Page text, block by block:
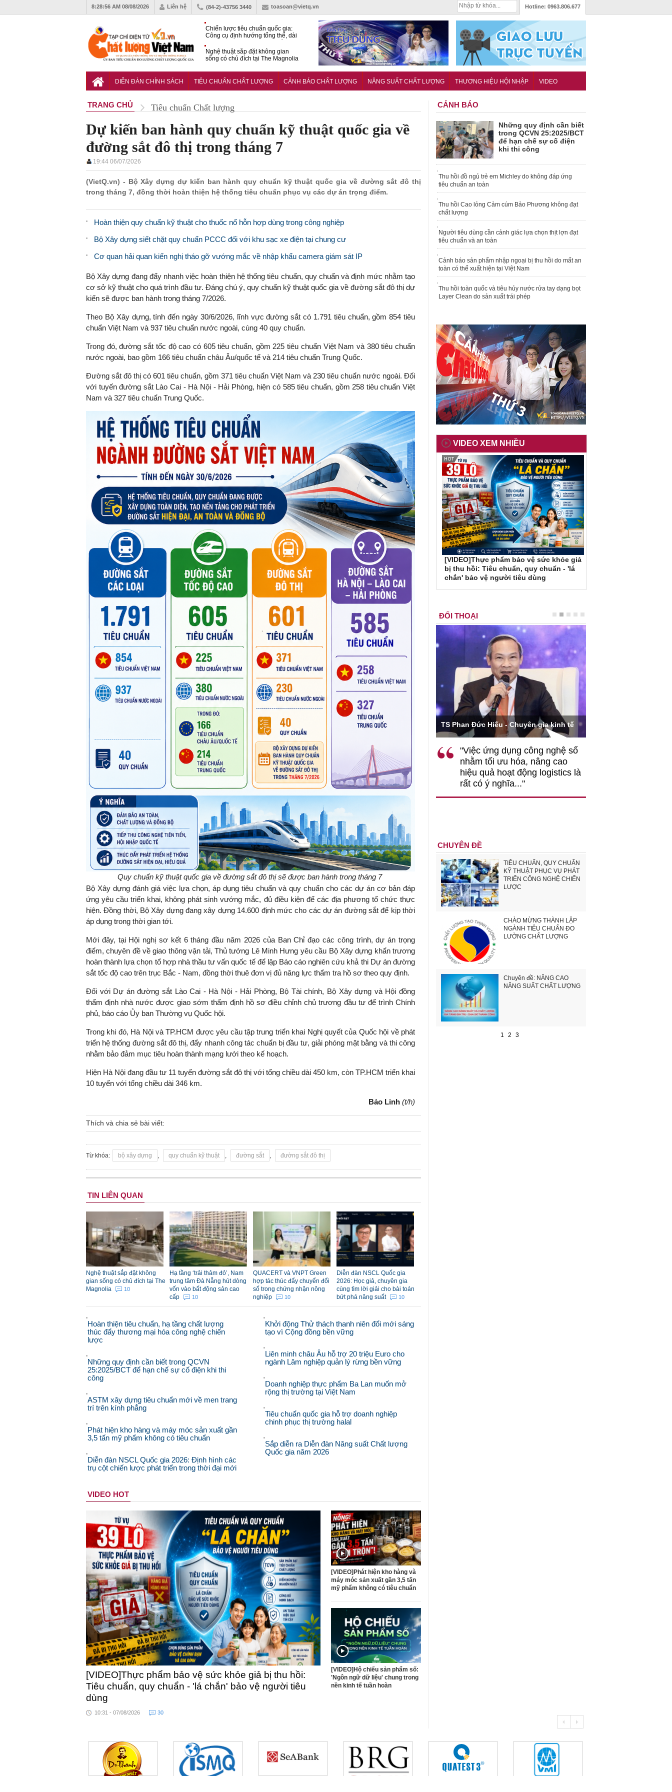
8:28:57 AM 08/08/2026 Liên hệ (84-2)-43756 3440 toasoan@vietq.vn Hotline: 0963.806.677
Chiến lược tiêu chuẩn quốc gia:
Công cụ định hướng tổng thể, dài
Nghệ thuật sắp đặt không gian
sống có chủ đích tại The Magnolia
gia đối với xe cũ nhập khẩu?
DIỄN ĐÀN CHÍNH SÁCH TIÊU CHUẨN CHẤT LƯỢNG CẢNH BÁO CHẤT LƯỢNG NĂNG SUẤT CHẤT LƯỢNG THƯƠNG HIỆU HỘI NHẬP VIDEO
TRANG CHỦ Tiêu chuẩn Chất lượng
Dự kiến ban hành quy chuẩn kỹ thuật quốc gia về
đường sắt đô thị trong tháng 7
19:44 06/07/2026
(VietQ.vn) - Bộ Xây dựng dự kiến ban hành quy chuẩn kỹ thuật quốc gia về đường sắt đô thị
trong tháng 7, đồng thời hoàn thiện hệ thống tiêu chuẩn phục vụ các dự án trọng điểm.
Hoàn thiện quy chuẩn kỹ thuật cho thuốc nổ hỗn hợp dùng trong công nghiệp
Bộ Xây dựng siết chặt quy chuẩn PCCC đối với khu sạc xe điện tại chung cư
Cơ quan hải quan kiến nghị tháo gỡ vướng mắc về nhập khẩu camera giám sát IP
Bộ Xây dựng đang đẩy nhanh việc hoàn thiện hệ thống tiêu chuẩn, quy chuẩn và định mức nhằm tạo
cơ sở kỹ thuật cho quá trình đầu tư. Đáng chú ý, quy chuẩn kỹ thuật quốc gia về đường sắt đô thị dự
kiến sẽ được ban hành trong tháng 7/2026.
Theo Bộ Xây dựng, tính đến ngày 30/6/2026, lĩnh vực đường sắt có 1.791 tiêu chuẩn, gồm 854 tiêu
chuẩn Việt Nam và 937 tiêu chuẩn nước ngoài, cùng 40 quy chuẩn.
Trong đó, đường sắt tốc độ cao có 605 tiêu chuẩn, gồm 225 tiêu chuẩn Việt Nam và 380 tiêu chuẩn
nước ngoài, bao gồm 166 tiêu chuẩn châu Âu/quốc tế và 214 tiêu chuẩn Trung Quốc.
Đường sắt đô thị có 601 tiêu chuẩn, gồm 371 tiêu chuẩn Việt Nam và 230 tiêu chuẩn nước ngoài. Đối
với tuyến đường sắt Lào Cai - Hà Nội - Hải Phòng, hiện có 585 tiêu chuẩn, gồm 258 tiêu chuẩn Việt
Nam và 327 tiêu chuẩn Trung Quốc.
Quy chuẩn kỹ thuật quốc gia về đường sắt đô thị sẽ được ban hành trong tháng 7
Bộ Xây dựng đánh giá việc lựa chọn, áp dụng tiêu chuẩn và quy chuẩn cho các dự án cơ bản đáp
ứng yêu cầu triển khai, không phát sinh vướng mắc, đủ điều kiện để các địa phương tổ chức thực
hiện. Đồng thời, Bộ Xây dựng đang xây dựng 14.600 định mức cho các dự án đường sắt để kịp thời
áp dụng trong thời gian tới.
Mới đây, tại Hội nghị sơ kết 6 tháng đầu năm 2026 của Ban Chỉ đạo các công trình, dự án trọng
điểm, chuyên đề về giao thông vận tải, Thủ tướng Lê Minh Hưng yêu cầu Bộ Xây dựng khẩn trương
hoàn thành lựa chọn tổ hợp nhà thầu tư vấn quốc tế để lập Báo cáo nghiên cứu khả thi Dự án đường
sắt tốc độ cao trên trục Bắc - Nam, đồng thời thuê đơn vị đủ năng lực thẩm tra hồ sơ theo quy định.
Đối với Dự án đường sắt Lào Cai - Hà Nội - Hải Phòng, Bộ Tài chính, Bộ Xây dựng và Hội đồng
thẩm định nhà nước được giao sớm thẩm định hồ sơ điều chỉnh chủ trương đầu tư để trình Chính
phủ, báo cáo Ủy ban Thường vụ Quốc hội.
Trong khi đó, Hà Nội và TP.HCM được yêu cầu tập trung triển khai Nghị quyết của Quốc hội về phát
triển hệ thống đường sắt đô thị, đẩy nhanh công tác chuẩn bị đầu tư, giải phóng mặt bằng và thi công
nhằm bảo đảm mục tiêu hoàn thành mạng lưới theo kế hoạch.
Hiện Hà Nội đang đầu tư 11 tuyến đường sắt đô thị với tổng chiều dài 450 km, còn TP.HCM triển khai
10 tuyến với tổng chiều dài 346 km.
Bảo Linh (t/h)
Thích và chia sẻ bài viết:
Từ khóa: bộ xây dựng , quy chuẩn kỹ thuật , đường sắt , đường sắt đô thị
TIN LIÊN QUAN
Nghệ thuật sắp đặt không
gian sống có chủ đích tại The
Magnolia
10
Hạ tầng ‘trải thảm đỏ’, Nam
trung tâm Đà Nẵng hút dòng
vốn vào bất động sản cao
cấp
10
QUACERT và VNPT Green
hợp tác thúc đẩy chuyển đổi
số trong chứng nhận nông
nghiệp
10
Diễn đàn NSCL Quốc gia
2026: Học giả, chuyên gia
cùng tìm lời giải cho bài toán
bứt phá năng suất
10
Hoàn thiện tiêu chuẩn, hạ tầng chất lượng
thúc đẩy thương mại hóa công nghệ chiến
lược
Những quy định cần biết trong QCVN
25:2025/BCT để hạn chế sự cố điện khi thi
công
ASTM xây dựng tiêu chuẩn mới về men trang
trí trên kính phẳng
Phát hiện kho hàng và máy móc sản xuất gần
3,5 tấn mỹ phẩm không có tiêu chuẩn
Diễn đàn NSCL Quốc gia 2026: Định hình các
trụ cột chiến lược phát triển trong thời đại mới
Khởi động Thử thách thanh niên đổi mới sáng
tạo vì Cộng đồng bền vững
Liên minh châu Âu hỗ trợ 20 triệu Euro cho
ngành Lâm nghiệp quản lý rừng bền vững
Doanh nghiệp thực phẩm Ba Lan muốn mở
rộng thị trường tại Việt Nam
Tiêu chuẩn quốc gia hỗ trợ doanh nghiệp
chinh phục thị trường halal
Sắp diễn ra Diễn đàn Năng suất Chất lượng
Quốc gia năm 2026
VIDEO HOT
[VIDEO]Thực phẩm bảo vệ sức khỏe giả bị thu hồi:
Tiêu chuẩn, quy chuẩn - 'lá chắn' bảo vệ người tiêu
dùng
10:31 - 07/08/2026 30
[VIDEO]Phát hiện kho hàng và
máy móc sản xuất gần 3,5 tấn
mỹ phẩm không có tiêu chuẩn
[VIDEO]Hộ chiếu sản phẩm số:
'Ngôn ngữ dữ liệu' chung trong
nền kinh tế tuần hoàn
CẢNH BÁO
Những quy định cần biết
trong QCVN 25:2025/BCT
để hạn chế sự cố điện
khi thi công
Thu hồi đồ ngủ trẻ em Michley do không đáp ứng
tiêu chuẩn an toàn
Thu hồi Cao lỏng Cảm cúm Bảo Phương không đạt
chất lượng
Người tiêu dùng cần cảnh giác lựa chọn thịt lợn đạt
tiêu chuẩn và an toàn
Cảnh báo sản phẩm nhập ngoại bị thu hồi do mất an
toàn có thể xuất hiện tại Việt Nam
Thu hồi toàn quốc và tiêu hủy nước rửa tay dạng bọt
Layer Clean do sản xuất trái phép
VIDEO XEM NHIỀU
[VIDEO]Thực phẩm bảo vệ sức khỏe giả
bị thu hồi: Tiêu chuẩn, quy chuẩn - 'lá
chắn' bảo vệ người tiêu dùng
ĐỐI THOẠI
TS. Nguyễn Đức Độ - Phó Viện trưởng
Viện Kinh tế Tài chính
"Có rất nhiều việc phải làm
ngay từ bây giờ và trên thực tế
đang được tiến hành như tăng
đầu tư cho khoa học công
nghệ; ban hành các cơ chế
khuyến khích đổi mới sáng tạo,
khởi nghiệp..."
Việc sử dụng hiệu quả chính
sách tài khóa không chỉ mang ý
nghĩa hỗ trợ ngắn hạn mà còn
đóng vai trò tạo nền tảng cho
tăng trưởng bền vững dài hạn.
TS Phan Đức Hiếu - Chuyên gia kinh tế
"Việc ứng dụng công nghệ số
nhằm tối ưu hóa, nâng cao
hiệu quả hoạt động logistics là
rất có ý nghĩa..."
CHUYÊN ĐỀ
TIÊU CHUẨN, QUY CHUẨN
KỸ THUẬT PHỤC VỤ PHÁT
TRIỂN CÔNG NGHỆ CHIẾN
LƯỢC
CHÀO MỪNG THÀNH LẬP
NGÀNH TIÊU CHUẨN ĐO
LƯỜNG CHẤT LƯỢNG
Chuyên đề: NÂNG CAO
NĂNG SUẤT CHẤT LƯỢNG
1 2 3